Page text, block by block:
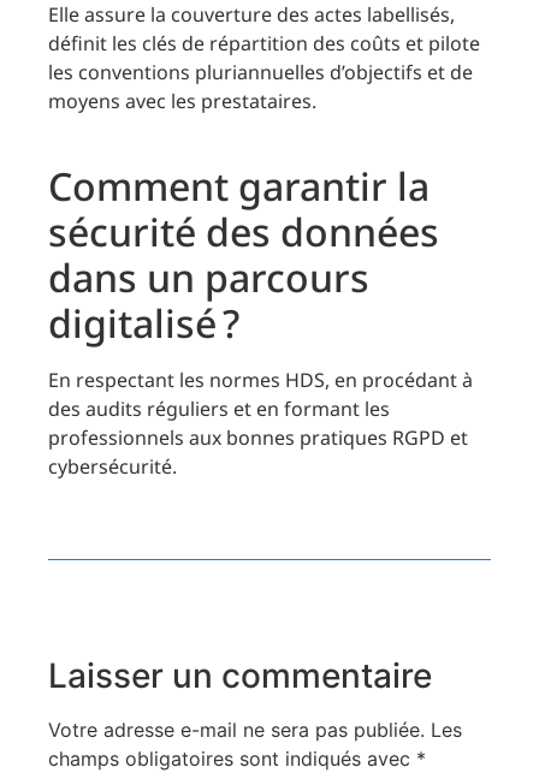
Elle assure la couverture des actes labellisés,
définit les clés de répartition des coûts et pilote
les conventions pluriannuelles d’objectifs et de
moyens avec les prestataires.
Comment garantir la
sécurité des données
dans un parcours
digitalisé ?
En respectant les normes HDS, en procédant à
des audits réguliers et en formant les
professionnels aux bonnes pratiques RGPD et
cybersécurité.
Laisser un commentaire
Votre adresse e-mail ne sera pas publiée. Les
champs obligatoires sont indiqués avec *